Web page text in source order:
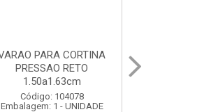
VARAL PARA TETO
MAXEB ACO 1.40m
Código: 104086
Embalagem: 1 - UNIDADE